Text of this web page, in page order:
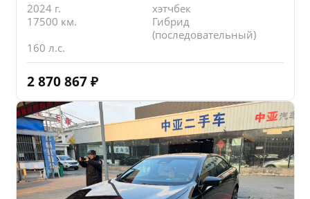
2024 г.
хэтчбек
17500 км.
Гибрид
(последовательный)
160 л.с.
2 870 867 ₽